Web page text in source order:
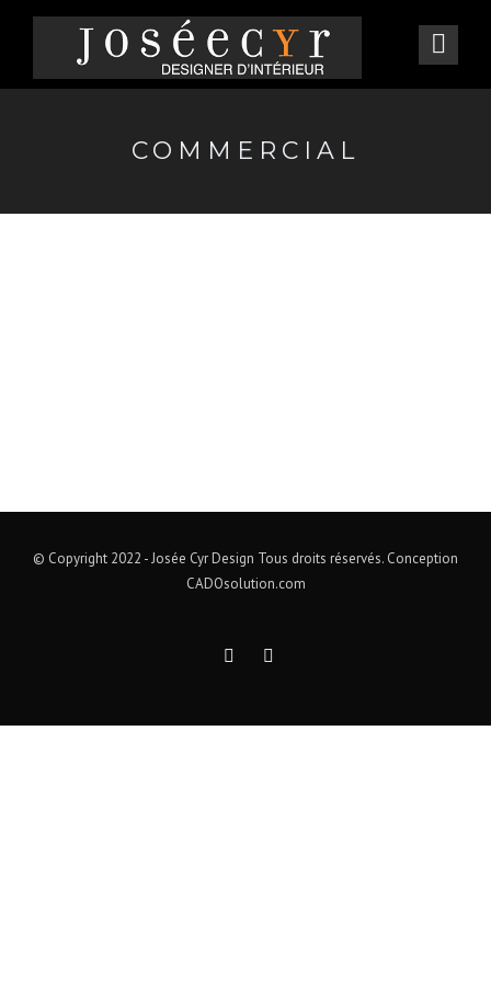
COMMERCIAL
© Copyright 2022 - Josée Cyr Design Tous droits réservés. Conception
CADOsolution.com